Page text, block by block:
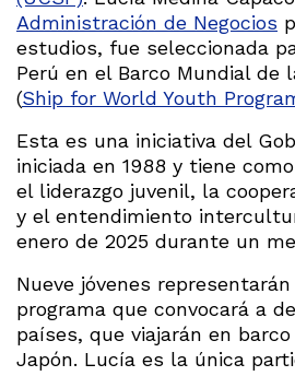
Administración de Negocios
estudios, fue seleccionada
Perú en el Barco Mundial de
(Ship for World Youth
Esta es una iniciativa del
iniciada en 1988 y tiene
el liderazgo juvenil, la
y el entendimiento
enero de 2025 durante un
Nueve jóvenes
programa que convocará a
países, que viajarán en
Japón. Lucía es la única